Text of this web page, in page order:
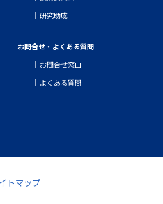
研究助成
お問合せ・よくある質問
お問合せ窓口
よくある質問
トマップ